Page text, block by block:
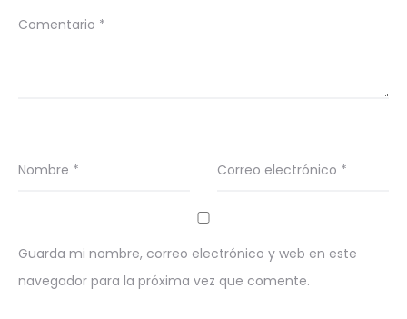
Comentario *
Nombre * Correo electrónico *
Guarda mi nombre, correo electrónico y web en este
navegador para la próxima vez que comente.